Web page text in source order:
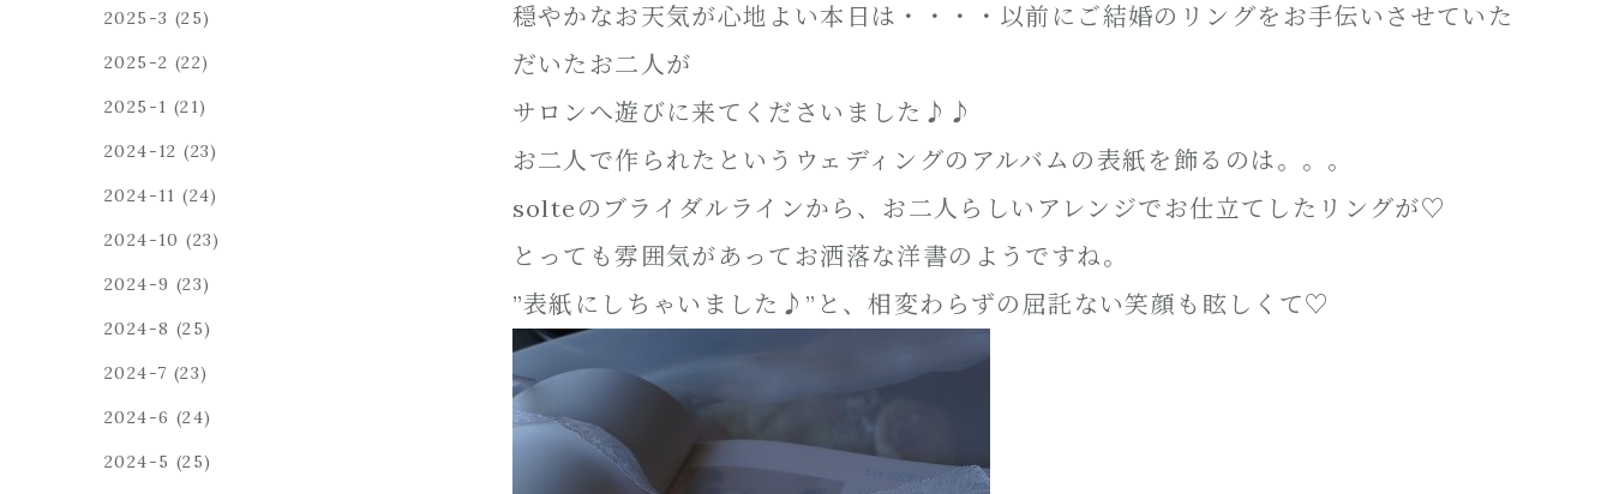
2025-3 (25)
2025-2 (22)
2025-1 (21)
2024-12 (23)
2024-11 (24)
2024-10 (23)
2024-9 (23)
2024-8 (25)
2024-7 (23)
2024-6 (24)
2024-5 (25)
穏やかなお天気が心地よい本日は・・・・以前にご結婚のリングをお手伝いさせていた
だいたお二人が
サロンへ遊びに来てくださいました♪♪
お二人で作られたというウェディングのアルバムの表紙を飾るのは。。。
solteのブライダルラインから、お二人らしいアレンジでお仕立てしたリングが♡
とっても雰囲気があってお洒落な洋書のようですね。
”表紙にしちゃいました♪”と、相変わらずの屈託ない笑顔も眩しくて♡